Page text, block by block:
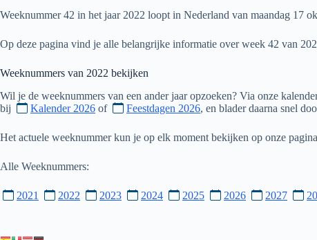
Weeknummer 42 in het jaar 2022 loopt in Nederland van maandag 17
Op deze pagina vind je alle belangrijke informatie over week 42 van
Weeknummers van 2022 bekijken
Wil je de weeknummers van een ander jaar opzoeken? Via onze
bij
Kalender 2026 of Feestdagen 2026, en blader daarna snel
Het actuele weeknummer kun je op elk moment bekijken op onze pagina
Alle Weeknummers:
2021 2022 2023 2024 2025 2026 2027